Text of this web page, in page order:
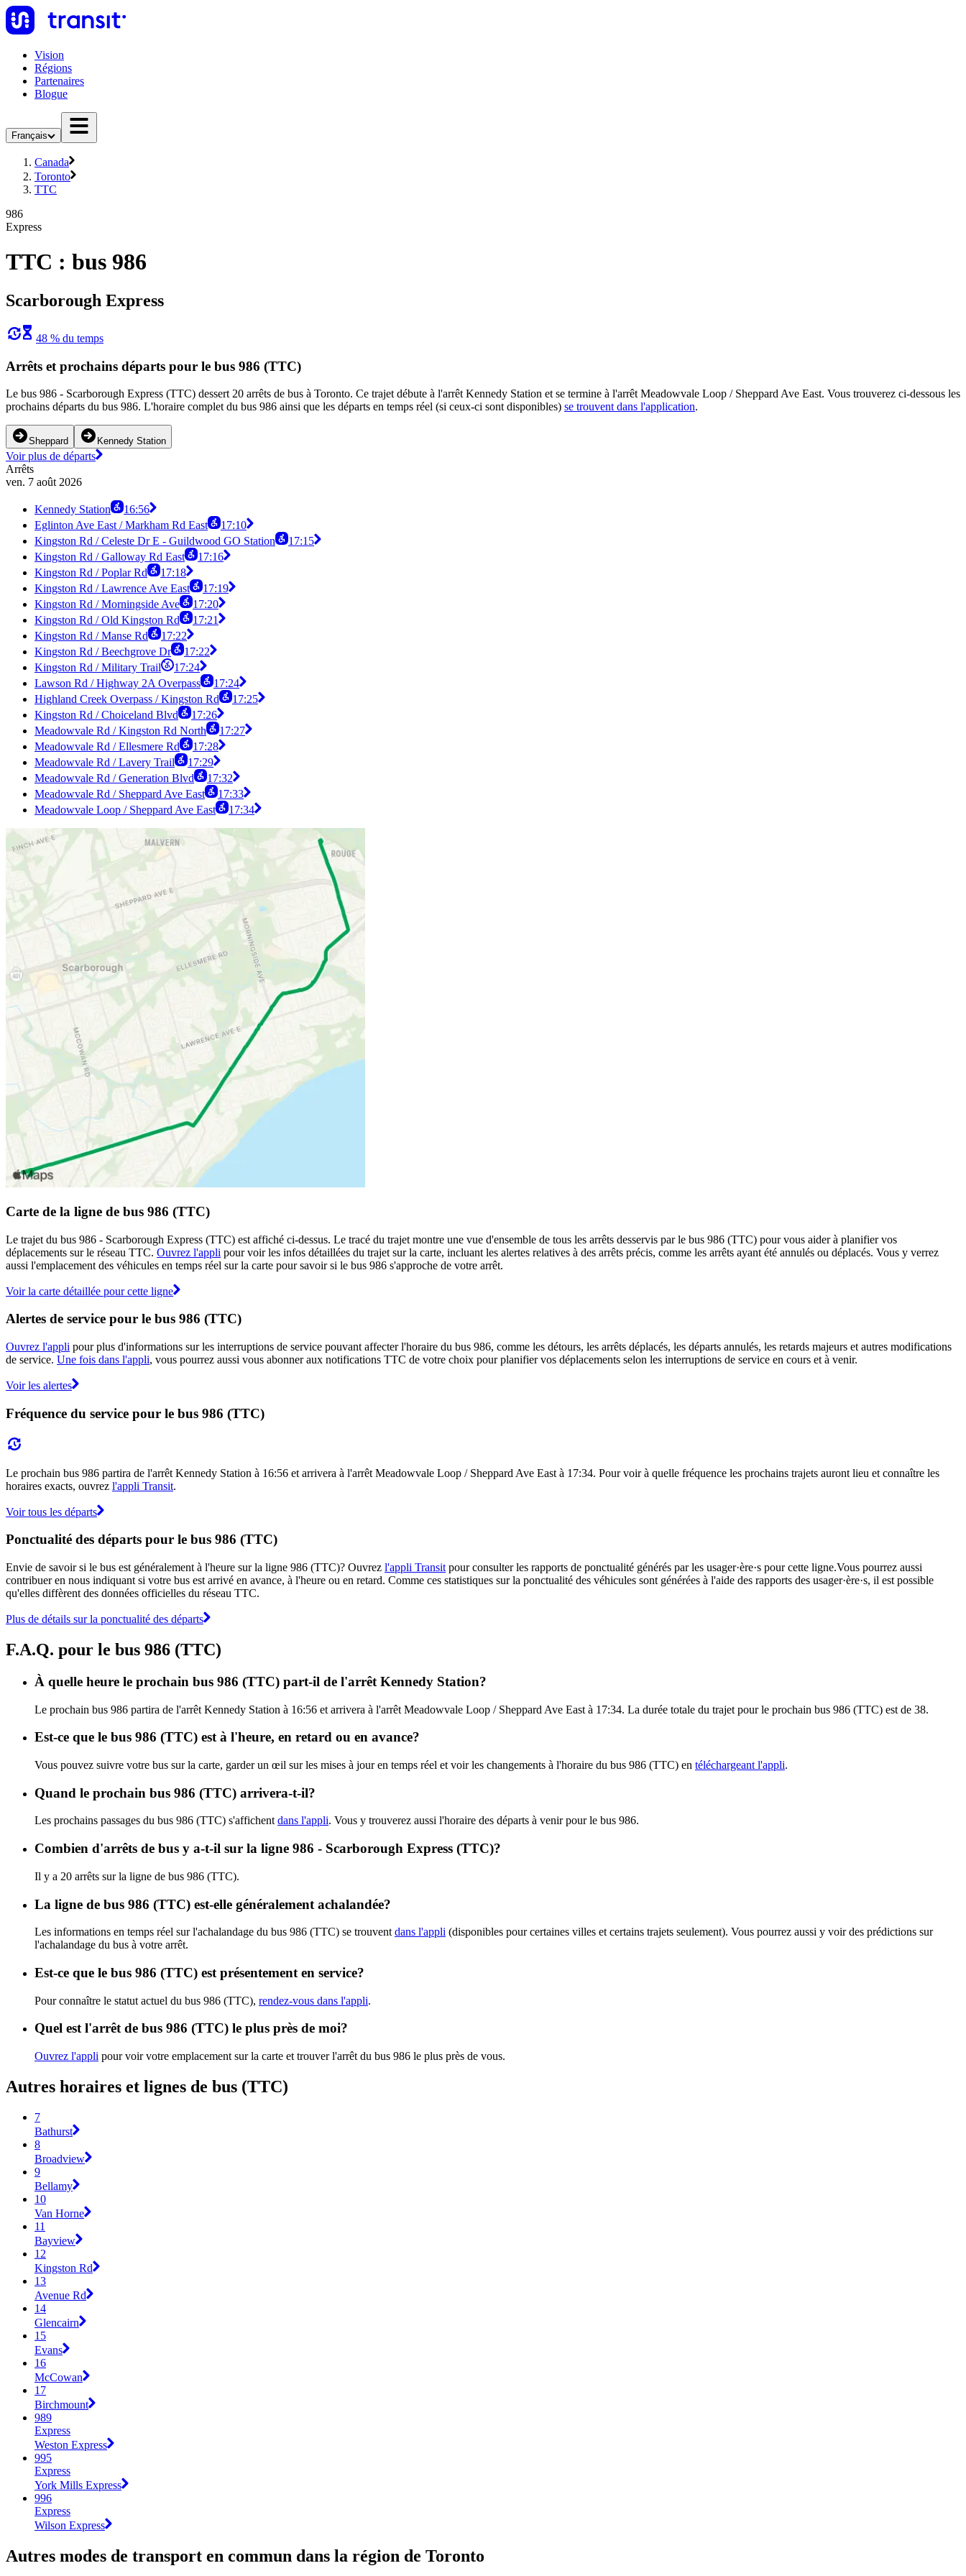
Vision
Régions
Partenaires
Blogue
Français
Canada
Toronto
TTC
986
Express
TTC : bus 986
Scarborough Express
48 % du temps
Arrêts et prochains départs pour le bus 986 (TTC)
Le bus 986 - Scarborough Express (TTC) dessert 20 arrêts de bus à Toronto. Ce trajet débute à l'arrêt Kennedy Station et se termine à l'arrêt Meadowvale Loop / Sheppard Ave East. Vous trouverez ci-dessous les
prochains départs du bus 986. L'horaire complet du bus 986 ainsi que les départs en temps réel (si ceux-ci sont disponibles) se trouvent dans l'application.
Sheppard Kennedy Station
Voir plus de départs
Arrêts
ven. 7 août 2026
Kennedy Station
16:56
Eglinton Ave East / Markham Rd East
17:10
Kingston Rd / Celeste Dr E - Guildwood GO Station
17:15
Kingston Rd / Galloway Rd East
17:16
Kingston Rd / Poplar Rd
17:18
Kingston Rd / Lawrence Ave East
17:19
Kingston Rd / Morningside Ave
17:20
Kingston Rd / Old Kingston Rd
17:21
Kingston Rd / Manse Rd
17:22
Kingston Rd / Beechgrove Dr
17:22
Kingston Rd / Military Trail
17:24
Lawson Rd / Highway 2A Overpass
17:24
Highland Creek Overpass / Kingston Rd
17:25
Kingston Rd / Choiceland Blvd
17:26
Meadowvale Rd / Kingston Rd North
17:27
Meadowvale Rd / Ellesmere Rd
17:28
Meadowvale Rd / Lavery Trail
17:29
Meadowvale Rd / Generation Blvd
17:32
Meadowvale Rd / Sheppard Ave East
17:33
Meadowvale Loop / Sheppard Ave East
17:34
Carte de la ligne de bus 986 (TTC)
Le trajet du bus 986 - Scarborough Express (TTC) est affiché ci-dessus. Le tracé du trajet montre une vue d'ensemble de tous les arrêts desservis par le bus 986 (TTC) pour vous aider à planifier vos
déplacements sur le réseau TTC. Ouvrez l'appli pour voir les infos détaillées du trajet sur la carte, incluant les alertes relatives à des arrêts précis, comme les arrêts ayant été annulés ou déplacés. Vous y verrez
aussi l'emplacement des véhicules en temps réel sur la carte pour savoir si le bus 986 s'approche de votre arrêt.
Voir la carte détaillée pour cette ligne
Alertes de service pour le bus 986 (TTC)
Ouvrez l'appli pour plus d'informations sur les interruptions de service pouvant affecter l'horaire du bus 986, comme les détours, les arrêts déplacés, les départs annulés, les retards majeurs et autres modifications
de service. Une fois dans l'appli, vous pourrez aussi vous abonner aux notifications TTC de votre choix pour planifier vos déplacements selon les interruptions de service en cours et à venir.
Voir les alertes
Fréquence du service pour le bus 986 (TTC)
Le prochain bus 986 partira de l'arrêt Kennedy Station à 16:56 et arrivera à l'arrêt Meadowvale Loop / Sheppard Ave East à 17:34. Pour voir à quelle fréquence les prochains trajets auront lieu et connaître les
horaires exacts, ouvrez l'appli Transit.
Voir tous les départs
Ponctualité des départs pour le bus 986 (TTC)
Envie de savoir si le bus est généralement à l'heure sur la ligne 986 (TTC)? Ouvrez l'appli Transit pour consulter les rapports de ponctualité générés par les usager·ère·s pour cette ligne.Vous pourrez aussi
contribuer en nous indiquant si votre bus est arrivé en avance, à l'heure ou en retard. Comme ces statistiques sur la ponctualité des véhicules sont générées à l'aide des rapports des usager·ère·s, il est possible
qu'elles diffèrent des données officielles du réseau TTC.
Plus de détails sur la ponctualité des départs
F.A.Q. pour le bus 986 (TTC)
À quelle heure le prochain bus 986 (TTC) part-il de l'arrêt Kennedy Station?
Le prochain bus 986 partira de l'arrêt Kennedy Station à 16:56 et arrivera à l'arrêt Meadowvale Loop / Sheppard Ave East à 17:34. La durée totale du trajet pour le prochain bus 986 (TTC) est de 38.
Est-ce que le bus 986 (TTC) est à l'heure, en retard ou en avance?
Vous pouvez suivre votre bus sur la carte, garder un œil sur les mises à jour en temps réel et voir les changements à l'horaire du bus 986 (TTC) en téléchargeant l'appli.
Quand le prochain bus 986 (TTC) arrivera-t-il?
Les prochains passages du bus 986 (TTC) s'affichent dans l'appli. Vous y trouverez aussi l'horaire des départs à venir pour le bus 986.
Combien d'arrêts de bus y a-t-il sur la ligne 986 - Scarborough Express (TTC)?
Il y a 20 arrêts sur la ligne de bus 986 (TTC).
La ligne de bus 986 (TTC) est-elle généralement achalandée?
Les informations en temps réel sur l'achalandage du bus 986 (TTC) se trouvent dans l'appli (disponibles pour certaines villes et certains trajets seulement). Vous pourrez aussi y voir des prédictions sur
l'achalandage du bus à votre arrêt.
Est-ce que le bus 986 (TTC) est présentement en service?
Pour connaître le statut actuel du bus 986 (TTC), rendez-vous dans l'appli.
Quel est l'arrêt de bus 986 (TTC) le plus près de moi?
Ouvrez l'appli pour voir votre emplacement sur la carte et trouver l'arrêt du bus 986 le plus près de vous.
Autres horaires et lignes de bus (TTC)
7
Bathurst
8
Broadview
9
Bellamy
10
Van Horne
11
Bayview
12
Kingston Rd
13
Avenue Rd
14
Glencairn
15
Evans
16
McCowan
17
Birchmount
989
Express
Weston Express
995
Express
York Mills Express
996
Express
Wilson Express
Autres modes de transport en commun dans la région de Toronto